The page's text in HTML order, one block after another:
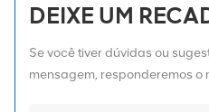
DEIXE UM
Se você tiver dúvidas ou
mensagem, responderemos o